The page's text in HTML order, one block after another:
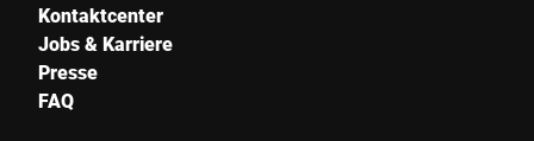
Kontaktcenter
Jobs & Karriere
Presse
FAQ